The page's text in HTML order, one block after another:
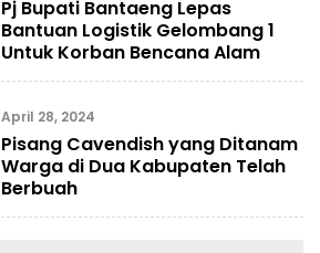
Pj Bupati Bantaeng Lepas
Bantuan Logistik Gelombang 1
Untuk Korban Bencana Alam
April 28, 2024
Pisang Cavendish yang Ditanam
Warga di Dua Kabupaten Telah
Berbuah